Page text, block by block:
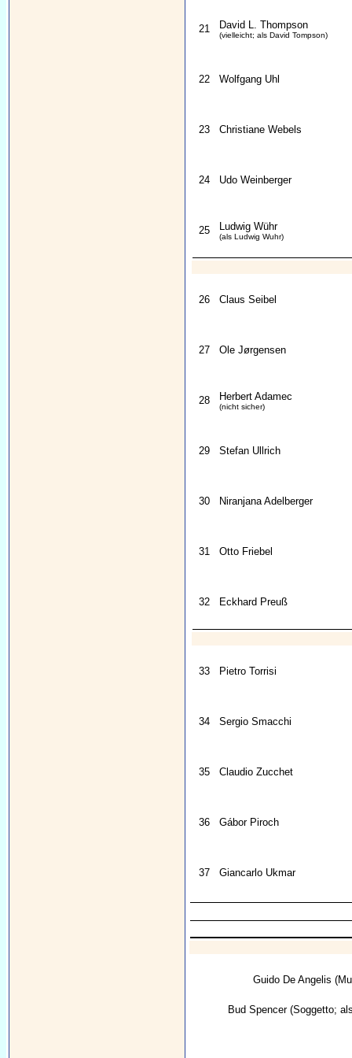
21 David L. Thompson
(vielleicht; als David Tompson)
22 Wolfgang Uhl
23 Christiane Webels
24 Udo Weinberger
25 Ludwig Wühr
(als Ludwig Wuhr)
26 Claus Seibel
27 Ole Jørgensen
28 Herbert Adamec
(nicht sicher)
29 Stefan Ullrich
30 Niranjana Adelberger
31 Otto Friebel
32 Eckhard Preuß
33 Pietro Torrisi
34 Sergio Smacchi
35 Claudio Zucchet
36 Gábor Piroch
37 Giancarlo Ukmar
Guido De Angelis
Bud Spencer(Soggetto;